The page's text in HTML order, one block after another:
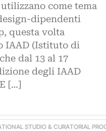
come tema
dipendenti
questa volta
IAAD (Istituto di
dal 13 al 17
degli IAAD
[…]
STUDIO & CURATORIAL